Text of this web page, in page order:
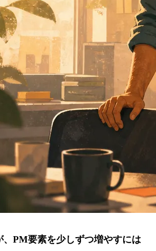
、PM要素を少しずつ増やすには